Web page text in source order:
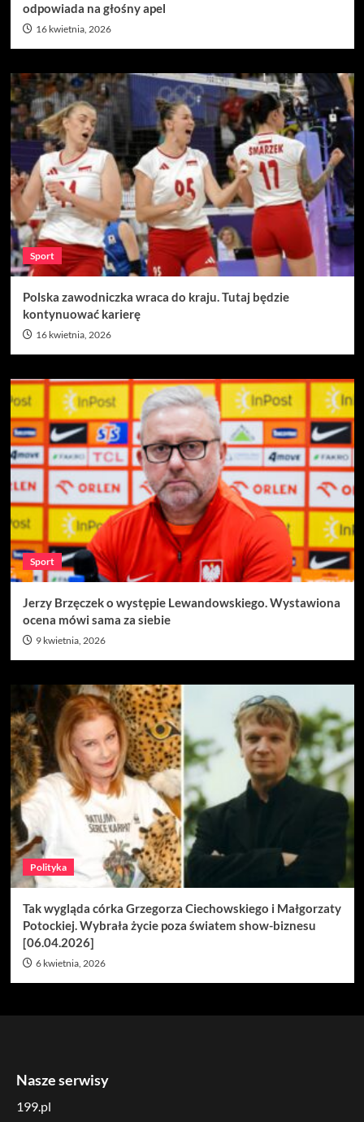
odpowiada na głośny apel
16 kwietnia, 2026
Sport
Polska zawodniczka wraca do kraju. Tutaj będzie
kontynuować karierę
16 kwietnia, 2026
Sport
Jerzy Brzęczek o występie Lewandowskiego. Wystawiona
ocena mówi sama za siebie
9 kwietnia, 2026
Polityka
Tak wygląda córka Grzegorza Ciechowskiego i Małgorzaty
Potockiej. Wybrała życie poza światem show-biznesu
[06.04.2026]
6 kwietnia, 2026
Nasze serwisy
199.pl